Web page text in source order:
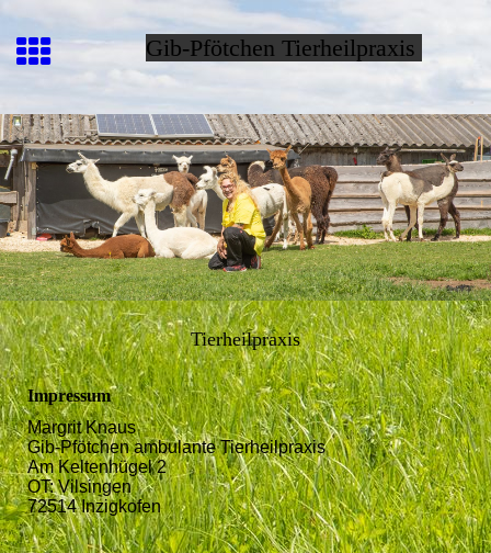
Gib-Pfötchen Tierheilpraxis
Tierheilpraxis
Impressum
Margrit Knaus
Gib-Pfötchen ambulante Tierheilpraxis
Am Keltenhügel 2
OT: Vilsingen
72514 Inzigkofen